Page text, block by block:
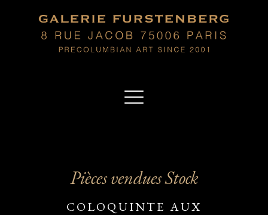
Pièces vendues Stock
COLOQUINTE AUX